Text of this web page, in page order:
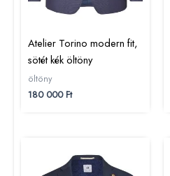
Atelier Torino modern fit,
sötét kék öltöny
öltöny
180 000Ft